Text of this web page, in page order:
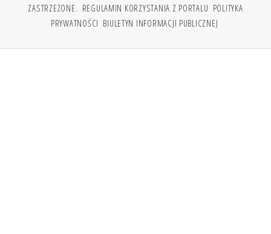
ZASTRZEŻONE. REGULAMIN KORZYSTANIA Z PORTALU POLITYKA
PRYWATNOŚCI BIULETYN INFORMACJI PUBLICZNEJ